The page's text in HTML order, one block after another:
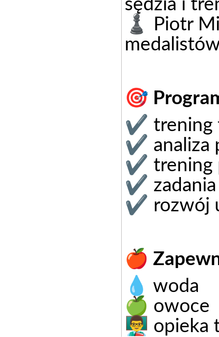
sędzia i
♟️ Piotr
🎯
✔ trening
✔ analiza
✔ trening
✔ zadania
✔ rozwój
🍎
💧 woda
🍏 owoce
👨‍🏫